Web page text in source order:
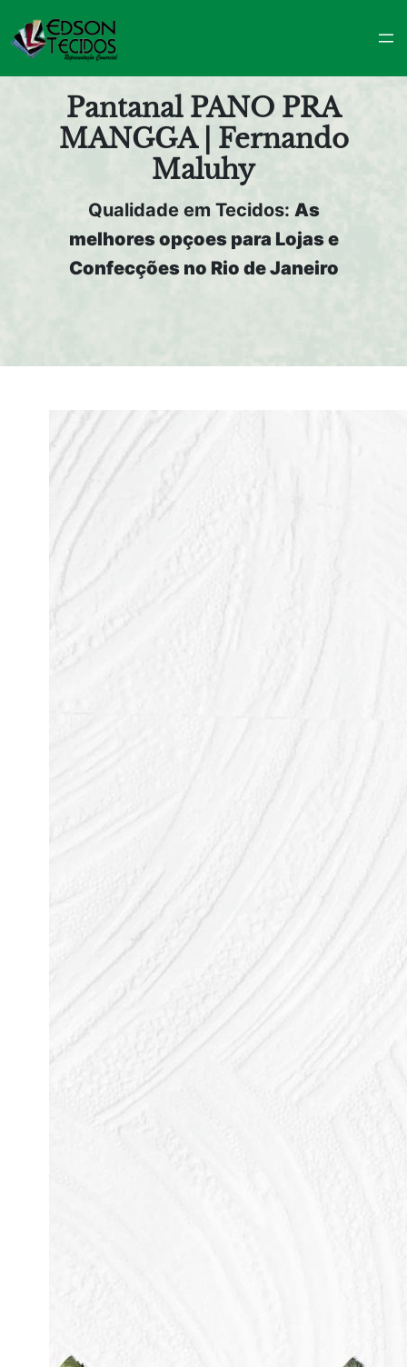
Pular
para
o
conteúdoPantanal PANO PRA
MANGGA | Fernando
Maluhy
Qualidade em Tecidos: As
melhores opçoes para Lojas e
Confecções no Rio de Janeiro